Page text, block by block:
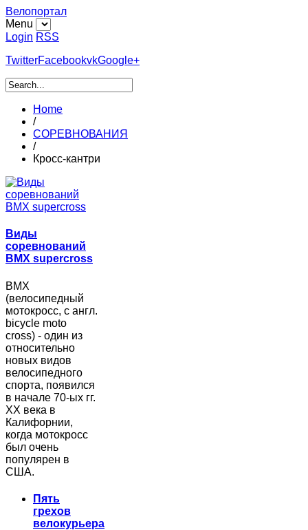
Велопортал
Menu
Login RSS
TwitterFacebookvkGoogle+
Home
/
СОРЕВНОВАНИЯ
/
Кросс-кантри
Виды
соревнований
BMX supercross
BMX
(велосипедный
мотокросс, с англ.
bicycle moto
cross) - один из
относительно
новых видов
велосипедного
спорта, появился
в начале 70-ых гг.
ХХ века в
Калифорнии,
когда мотокросс
был очень
популярен в
США.
Пять
грехов
велокурьера